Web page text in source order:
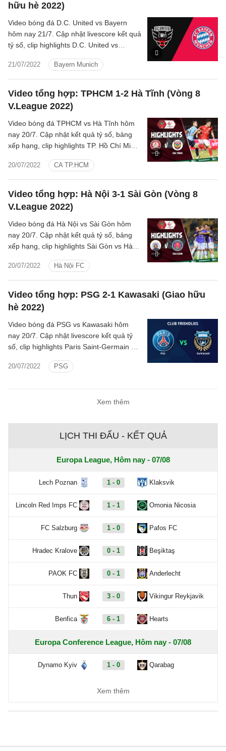
hữu hè 2022)
21/07/2022 Bayern Munich
Video bóng đá D.C. United vs Bayern
hôm nay 21/7. Cập nhật livescore kết quả
tỷ số, clip highlights D.C. United vs
nhất.
Video tổng hợp: TPHCM 1-2 Hà Tĩnh (Vòng 8
V.League 2022)
20/07/2022 CA TP.HCM
Video bóng đá TPHCM vs Hà Tĩnh hôm
nay 20/7. Cập nhật kết quả tỷ số, bảng
xếp hạng, clip highlights TP. Hồ Chí Minh
mới nhất.
Video tổng hợp: Hà Nội 3-1 Sài Gòn (Vòng 8
V.League 2022)
20/07/2022 Hà Nội FC
Video bóng đá Hà Nội vs Sài Gòn hôm
nay 20/7. Cập nhật kết quả tỷ số, bảng
xếp hạng, clip highlights Sài Gòn vs Hà
Video tổng hợp: PSG 2-1 Kawasaki (Giao hữu
hè 2022)
20/07/2022 PSG
Video bóng đá PSG vs Kawasaki hôm
nay 20/7. Cập nhật livescore kết quả tỷ
số, clip highlights Paris Saint-Germain vs
nhất.
Xem thêm
LỊCH THI ĐẤU - KẾT QUẢ
Europa League, Hôm nay - 07/08
Lech Poznan 1 - 0 Klaksvik
Lincoln Red Imps FC 1 - 1 Omonia Nicosia
FC Salzburg 1 - 0 Pafos FC
Hradec Kralove 0 - 1 Beşiktaş
PAOK FC 0 - 1 Anderlecht
Thun 3 - 0 Vikingur Reykjavik
Benfica 6 - 1 Hearts
Europa Conference League, Hôm nay - 07/08
Dynamo Kyiv 1 - 0 Qarabag
1 - 3
Xem thêm